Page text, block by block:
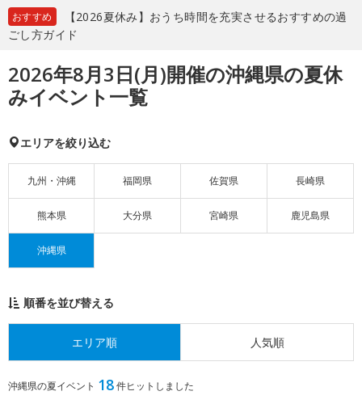
おすすめ
【2026夏休み】おうち時間を充実させるおすすめの過
ごし方ガイド
2026年8月3日(月)開催の沖縄県の夏休
みイベント一覧
エリアを絞り込む
九州・沖縄 福岡県 佐賀県 長崎県
熊本県 大分県 宮崎県 鹿児島県
沖縄県
順番を並び替える
エリア順 人気順
沖縄県の夏イベント 18件ヒットしました